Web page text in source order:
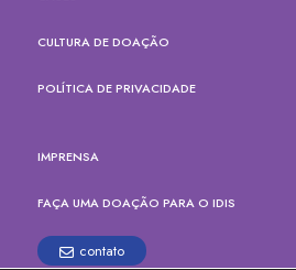
CULTURA DE DOAÇÃO
POLÍTICA DE PRIVACIDADE
IMPRENSA
FAÇA UMA DOAÇÃO PARA O IDIS
contato